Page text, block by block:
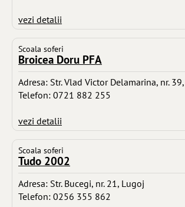
vezi detalii
Scoala soferi
Broicea Doru PFA
Adresa: Str. Vlad Victor Delamarina, nr.
Telefon: 0721 882 255
vezi detalii
Scoala soferi
Tudo 2002
Adresa: Str. Bucegi, nr. 21, Lugoj
Telefon: 0256 355 862